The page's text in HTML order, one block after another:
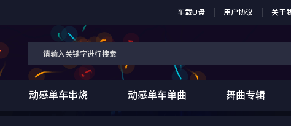
车载U盘 用户协议 关于
动感单车串烧 动感单车单曲 舞曲专辑